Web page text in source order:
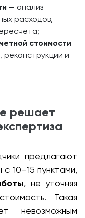
— анализ
расходов,
стоимости
реконструкции и
решает
предлагают
10–15 пунктами,
, не уточняя
Такая
невозможным